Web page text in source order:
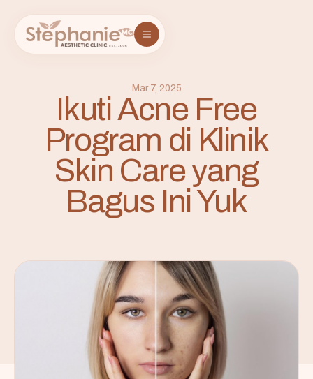
Mar 7, 2025
Ikuti Acne Free
Program di Klinik
Skin Care yang
Bagus Ini Yuk